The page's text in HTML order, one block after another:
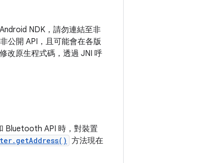
NDK，請勿連結至非
公開 API，且可能會在各版
改原生程式碼，透過 JNI 呼
Bluetooth API 時，對裝置
方法現在